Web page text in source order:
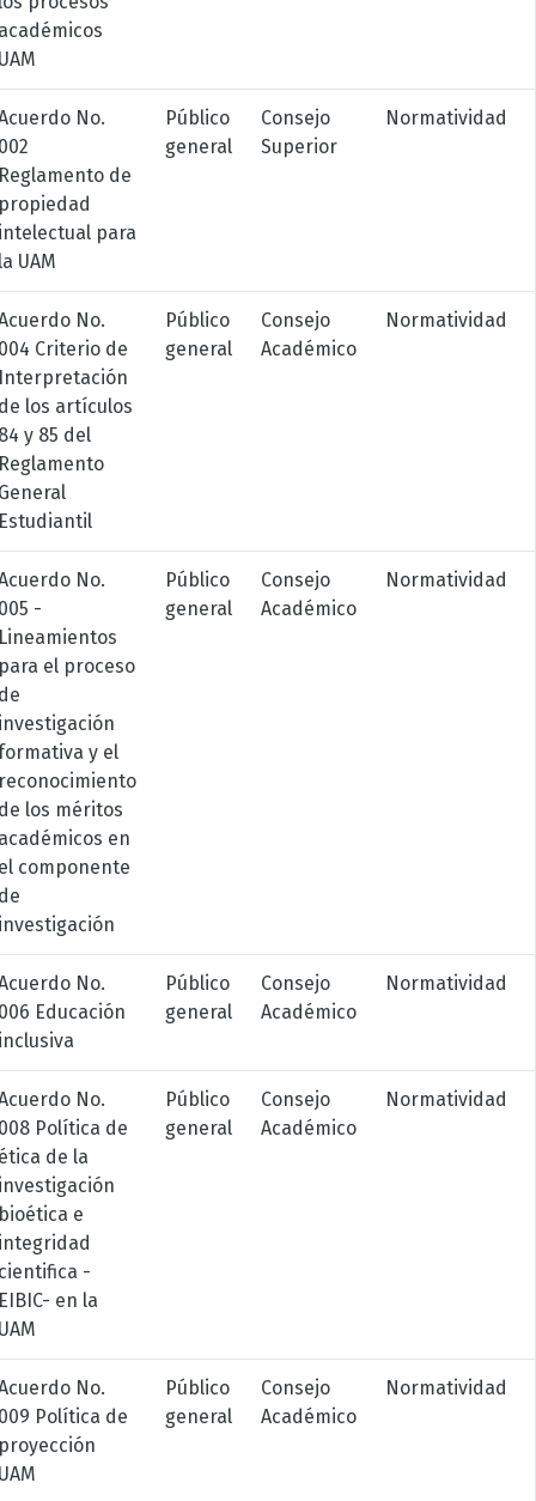
No.
de
para
UAM
Público
general
Consejo
Superior
Normatividad
No.
Criterio de
los artículos
y 85 del
Público
general
Consejo
Académico
Normatividad
No.
-
el proceso
y el
los méritos
en
componente
Público
general
Consejo
Académico
Normatividad
No.
Educación
Público
general
Consejo
Académico
Normatividad
No.
Política de
de la
e
-
en la
Público
general
Consejo
Académico
Normatividad
No.
Política de
Público
general
Consejo
Académico
Normatividad